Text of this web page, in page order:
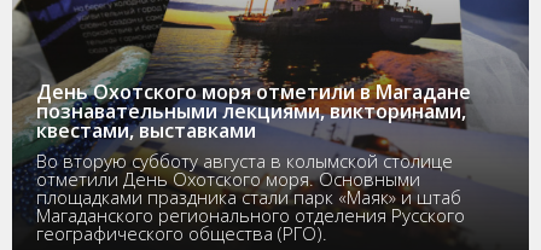
День Охотского моря отметили в Магадане
познавательными лекциями, викторинами,
квестами, выставками
Во вторую субботу августа в колымской столице
отметили День Охотского моря. Основными
площадками праздника стали парк «Маяк» и штаб
Магаданского регионального отделения Русского
географического общества (РГО).